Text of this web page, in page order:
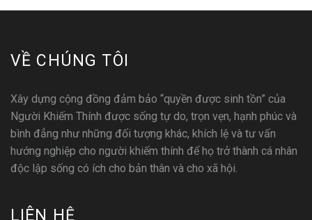
VỀ CHÚNG TÔI
Xây dựng cộng đồng đảm bảo “quyền được sinh tồn” của
Người Khiếm Thính được sống tự do, trọn vẹn, hạnh phúc và
bình đẳng như những đối tượng khác, khích lệ và tư vấn
hướng nghiệp cho người khiếm thính để họ trở thành cá nhân
độc lập sống có ích cho bản thân và cho xã hội.
LIÊN HỆ